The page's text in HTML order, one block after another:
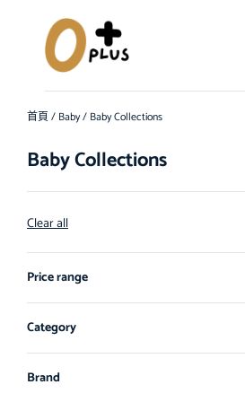
首頁/ Baby/ Baby Collections
Baby Collections
Clear all
Price range
Category
Brand